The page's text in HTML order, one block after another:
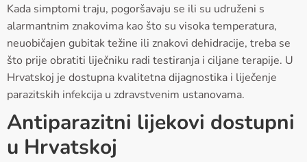
Kada simptomi traju, pogoršavaju se ili su udruženi s
alarmantnim znakovima kao što su visoka temperatura,
neuobičajen gubitak težine ili znakovi dehidracije, treba se
što prije obratiti liječniku radi testiranja i ciljane terapije. U
Hrvatskoj je dostupna kvalitetna dijagnostika i liječenje
parazitskih infekcija u zdravstvenim ustanovama.
Antiparazitni lijekovi dostupni
u Hrvatskoj